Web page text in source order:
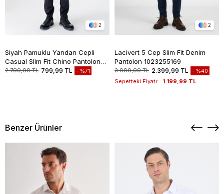
2
Siyah Pamuklu Yandan Cepli
Casual Slim Fit Chino Pantolon
1003235117
2.799,99 TL 799,99 TL %71
2
Lacivert 5 Cep Slim Fit Denim
Pantolon 1023255169
3.999,99 TL 2.399,99 TL %40
Sepetteki Fiyatı: 1.199,99 TL
Benzer Ürünler